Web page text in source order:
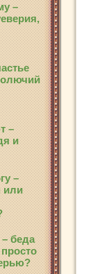
–
–
и
–
или
беда